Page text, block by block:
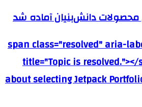
<span class="resolved" aria-
title="Topic is
about selecting Jetpack